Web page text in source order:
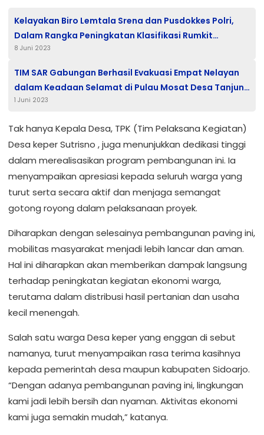
Kelayakan Biro Lemtala Srena dan Pusdokkes Polri,
Dalam Rangka Peningkatan Klasifikasi Rumkit
Bhayangkara Pontianak
8 Juni 2023
TIM SAR Gabungan Berhasil Evakuasi Empat Nelayan
dalam Keadaan Selamat di Pulau Mosat Desa Tanjung
Harapan
1 Juni 2023
Tak hanya Kepala Desa, TPK (Tim Pelaksana Kegiatan)
Desa keper Sutrisno , juga menunjukkan dedikasi tinggi
dalam merealisasikan program pembangunan ini. Ia
menyampaikan apresiasi kepada seluruh warga yang
turut serta secara aktif dan menjaga semangat
gotong royong dalam pelaksanaan proyek.
Diharapkan dengan selesainya pembangunan paving ini,
mobilitas masyarakat menjadi lebih lancar dan aman.
Hal ini diharapkan akan memberikan dampak langsung
terhadap peningkatan kegiatan ekonomi warga,
terutama dalam distribusi hasil pertanian dan usaha
kecil menengah.
Salah satu warga Desa keper yang enggan di sebut
namanya, turut menyampaikan rasa terima kasihnya
kepada pemerintah desa maupun kabupaten Sidoarjo.
“Dengan adanya pembangunan paving ini, lingkungan
kami jadi lebih bersih dan nyaman. Aktivitas ekonomi
kami juga semakin mudah,” katanya.